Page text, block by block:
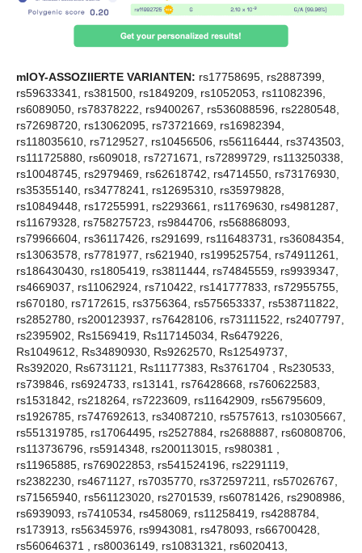
mlOY-ASSOZIIERTE VARIANTEN: rs17758695, rs2887399,
rs59633341, rs381500, rs1849209, rs1052053, rs11082396,
rs6089050, rs78378222, rs9400267, rs536088596, rs2280548,
rs72698720, rs13062095, rs73721669, rs16982394,
rs118035610, rs7129527, rs10456506, rs56116444, rs3743503,
rs111725880, rs609018, rs7271671, rs72899729, rs113250338,
rs10048745, rs2979469, rs62618742, rs4714550, rs73176930,
rs35355140, rs34778241, rs12695310, rs35979828,
rs10849448, rs17255991, rs2293661, rs11769630, rs4981287,
rs11679328, rs758275723, rs9844706, rs568868093,
rs79966604, rs36117426, rs291699, rs116483731, rs36084354,
rs13063578, rs7781977, rs621940, rs199525754, rs74911261,
rs186430430, rs1805419, rs3811444, rs74845559, rs9939347,
rs4669037, rs11062924, rs710422, rs141777833, rs72955755,
rs670180, rs7172615, rs3756364, rs575653337, rs538711822,
rs2852780, rs200123937, rs76428106, rs73111522, rs2407797,
rs2395902, Rs1569419, Rs117145034, Rs6479226,
Rs1049612, Rs34890930, Rs9262570, Rs12549737,
Rs392020, Rs6731121, Rs11177383, Rs3761704 , Rs230533,
rs739846, rs6924733, rs13141, rs76428668, rs760622583,
rs1531842, rs218264, rs7223609, rs11642909, rs56795609,
rs1926785, rs747692613, rs34087210, rs5757613, rs10305667,
rs551319785, rs17064495, rs2527884, rs2688887, rs60808706,
rs113736796, rs5914348, rs200113015, rs980381 ,
rs11965885, rs769022853, rs541524196, rs2291119,
rs2382230, rs4671127, rs7035770, rs372597211, rs57026767,
rs71565940, rs561123020, rs2701539, rs60781426, rs2908986,
rs6939093, rs7410534, rs458069, rs11258419, rs4288784,
rs173913, rs56345976, rs9943081, rs478093, rs66700428,
rs560646371 , rs80036149, rs10831321, rs6020413,